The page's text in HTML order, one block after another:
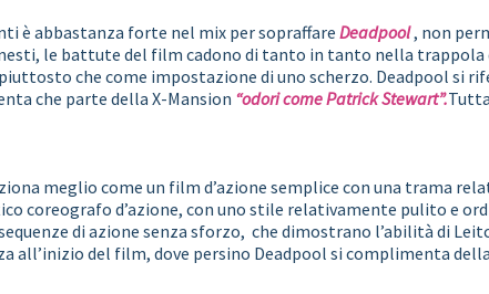
è abbastanza forte nel mix per sopraffareDeadpool, non
le battute del film cadono di tanto in tanto nella
che come impostazione di uno scherzo. Deadpool si
che parte della X-Mansion “odori come Patrick Stewart”.
meglio come un film d’azione semplice con una trama
coreografo d’azione, con uno stile relativamente pulito e
di azione senza sforzo, che dimostrano l’abilità di
all’inizio del film, dove persino Deadpool si complimenta